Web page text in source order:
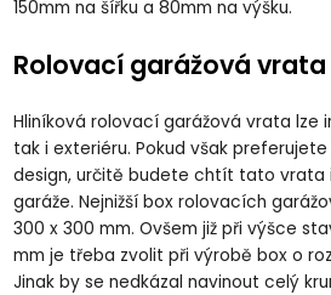
150mm na šířku a 80mm na výšku.
Rolovací garážová vrata
Hliníková rolovací garážová vrata lze
tak i exteriéru. Pokud však
design, určitě budete chtít tato vrata
garáže. Nejnižší box rolovacích
300 x 300 mm. Ovšem již při výšce
mm je třeba zvolit při výrobě box o
Jinak by se nedkázal navinout celý